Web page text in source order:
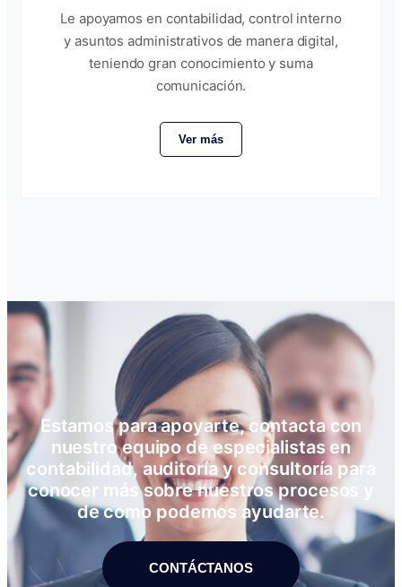
Le apoyamos en contabilidad, control interno
y asuntos administrativos de manera digital,
teniendo gran conocimiento y suma
comunicación.
Ver más
Estamos para apoyarte, contacta con
nuestro equipo de especialistas en
contabilidad, auditoría y consultoría para
conocer más sobre nuestros procesos y
de como podemos ayudarte.
CONTÁCTANOS